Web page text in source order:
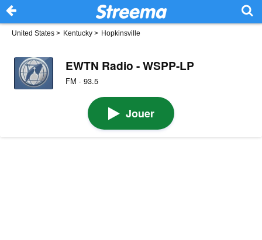
United States > Kentucky > Hopkinsville
EWTN Radio - WSPP-LP
FM · 93.5
Jouer